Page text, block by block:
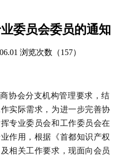
委员会委员的通知
浏览次数（157）
协会分支机构管理要求，结
实际需求，为进一步完善协
专业委员会和工作委员会在
作用，根据《首都知识产权
相关工作要求，现面向会员